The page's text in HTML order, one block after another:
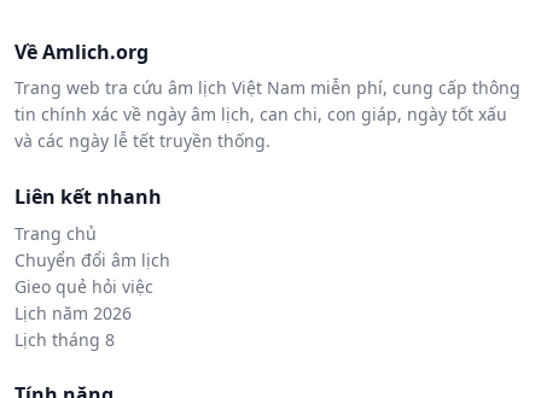
Về Amlich.org
Trang web tra cứu âm lịch Việt Nam miễn phí, cung cấp thông
tin chính xác về ngày âm lịch, can chi, con giáp, ngày tốt xấu
và các ngày lễ tết truyền thống.
Liên kết nhanh
Trang chủ
Chuyển đổi âm lịch
Gieo quẻ hỏi việc
Lịch năm 2026
Lịch tháng 8